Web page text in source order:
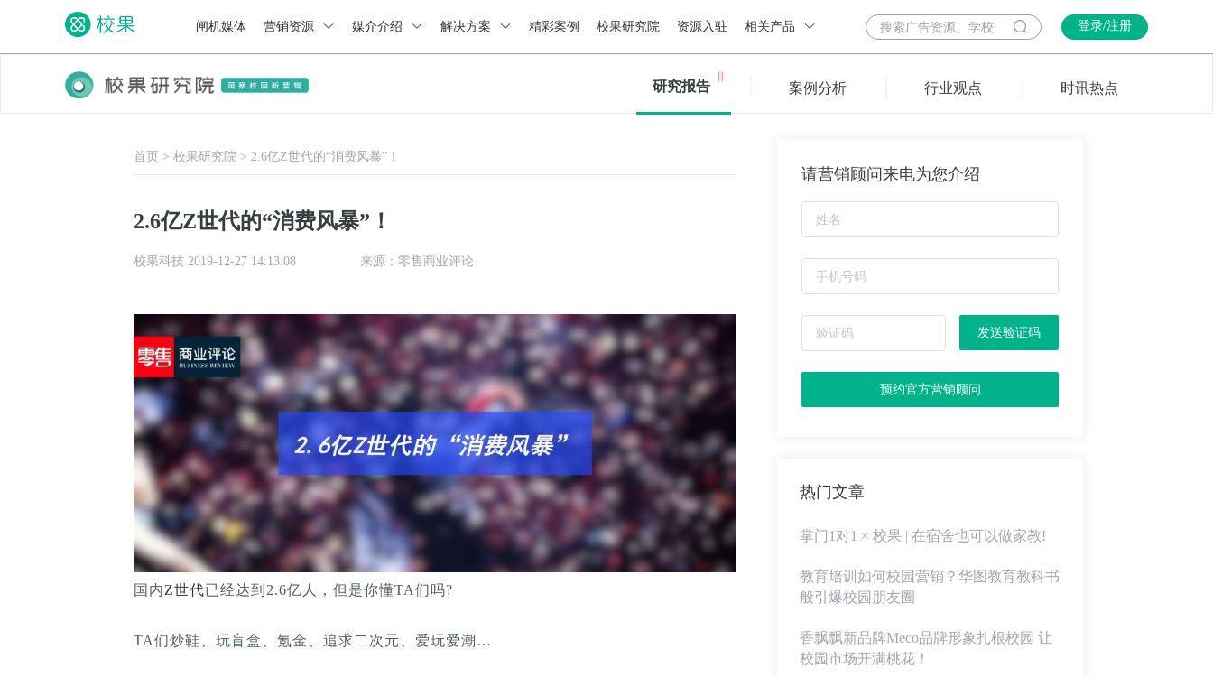
闸机媒体 营销资源 媒介介绍 解决方案 精彩案例 校果研究院 资源入驻 相关产品 登录/注册
研究报告 案例分析 行业观点 时讯热点
首页 > 校果研究院 > 2.6亿Z世代的“消费风暴”！
2.6亿Z世代的“消费风暴”！
校果科技 2019-12-27 14:13:08 来源：零售商业评论
国内Z世代已经达到2.6亿人，但是你懂TA们吗?
TA们炒鞋、玩盲盒、氪金、追求二次元、爱玩爱潮…
请营销顾问来电为您介绍
发送验证码
预约官方营销顾问
热门文章
掌门1对1 × 校果 | 在宿舍也可以做家教!
教育培训如何校园营销？华图教育教科书
般引爆校园朋友圈
香飘飘新品牌Meco品牌形象扎根校园 让
校园市场开满桃花！